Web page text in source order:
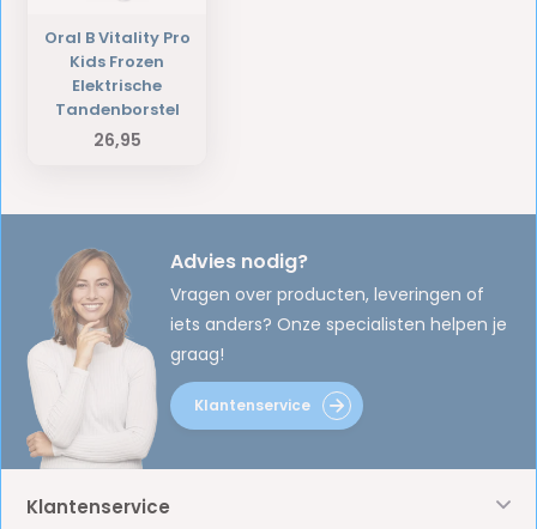
Oral B Vitality Pro
Kids Frozen
Elektrische
Tandenborstel
26,95
Advies nodig?
Vragen over producten, leveringen of
iets anders? Onze specialisten helpen je
graag!
Klantenservice
Klantenservice